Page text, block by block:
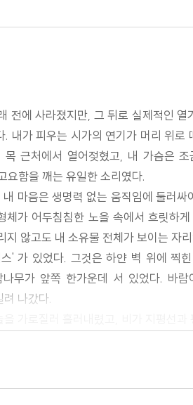
전에 사라졌지만, 그 뒤로 실제적인
내가 피우는 시가의 연기가 머리 위
근처에서 열어젖혔고, 내 가슴은
요함을 깨는 유일한 소리였다.
마음은 생명력 없는 움직임에 둘러
체가 어두침침한 노을 속에서 흐릿하
않고도 내 소유물 전체가 보이는 자
' 가 있었다. 그것은 하얀 벽 위에 찍
무가 앞쪽 한가운데 서 있었다. 바
나갔다.
을 가로질러 흘러내렸고, 비가 지평선
깃털이 하늘을 꼿꼿이 가리키고 있었
을 끌어당기고 있었기 때문이었다.
이었다.